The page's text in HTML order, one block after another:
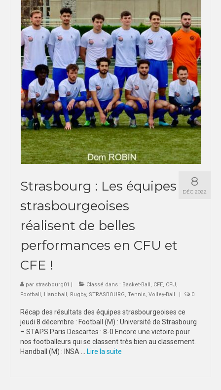
8
DÉC 2022
Strasbourg : Les équipes
strasbourgeoises
réalisent de belles
performances en CFU et
CFE !
par strasbourg01 | Classé dans : Basket-Ball, CFE, CFU,
Football, Handball, Rugby, STRASBOURG, Tennis, Volley-Ball | 0
Récap des résultats des équipes strasbourgeoises ce
jeudi 8 décembre : Football (M) : Université de Strasbourg
– STAPS Paris Descartes : 8-0 Encore une victoire pour
nos footballeurs qui se classent très bien au classement.
Handball (M) : INSA …
Lire la suite­­